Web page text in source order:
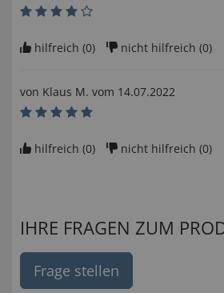
hilfreich (0) nicht hilfreich (0)
von Klaus M. vom 14.07.2022
hilfreich (0) nicht hilfreich (0)
IHRE FRAGEN ZUM
Frage stellen